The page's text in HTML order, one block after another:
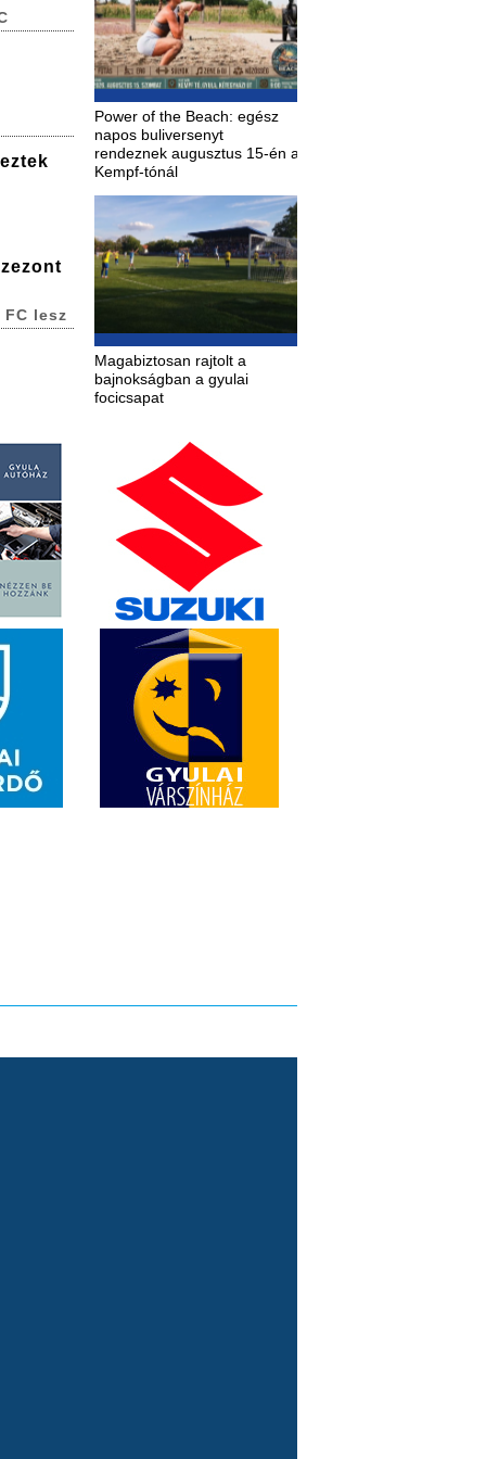
Power of the Beach: egész
napos buliversenyt
rendeznek augusztus 15-én a
Kempf-tónál
Magabiztosan rajtolt a
bajnokságban a gyulai
focicsapat
lesz